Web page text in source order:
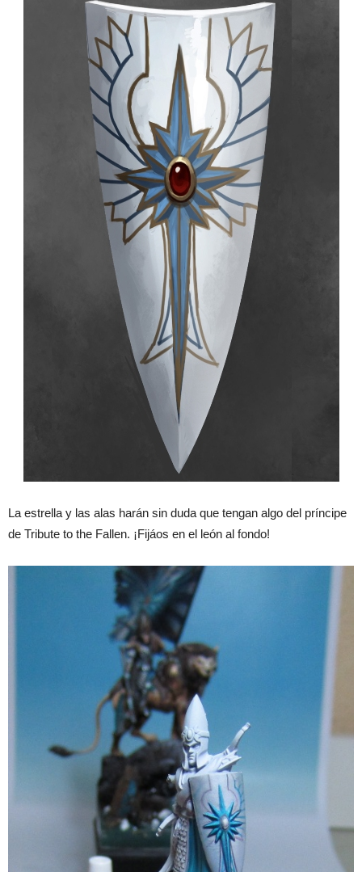
La estrella y las alas harán sin duda que tengan algo del príncipe
de Tribute to the Fallen. ¡Fijáos en el león al fondo!